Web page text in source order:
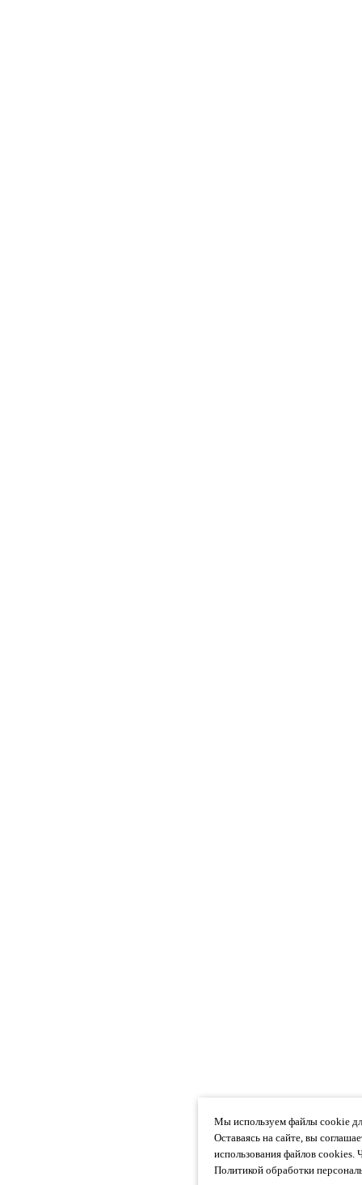
Мы используем файлы cookie
Оставаясь на сайте, вы
использования файлов cookies.
Политикой обработки